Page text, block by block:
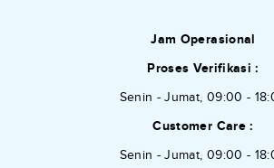
Jam Operasional
Proses Verifikasi :
Senin - Jumat, 09:00 -
Customer Care :
Senin - Jumat, 09:00 -